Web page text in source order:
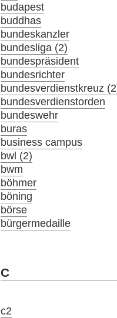
budapest
buddhas
bundeskanzler
bundesliga (2)
bundespräsident
bundesrichter
bundesverdienstkreuz
bundesverdienstorden
bundeswehr
buras
business campus
bwl (2)
bwm
böhmer
böning
börse
bürgermedaille
C
c2